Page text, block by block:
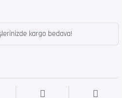
kargo bedava!